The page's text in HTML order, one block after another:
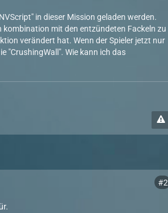
in dieser Mission geladen werden.
kombination mit den entzündeten Fackeln zu
verändert hat. Wenn der Spieler jetzt nur
"CrushingWall". Wie kann ich das
#2